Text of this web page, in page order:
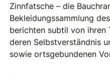
Zinnfatsche – die
Bekleidungssammlung
berichten subtil von ihren
deren Selbstverständnis
sowie ortsgebundenen